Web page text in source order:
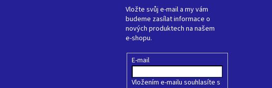
Vložte svůj e-mail a my vám
budeme zasílat informace o
nových produktech na našem
e-shopu.
E-mail
Vložením e-mailu souhlasíte s